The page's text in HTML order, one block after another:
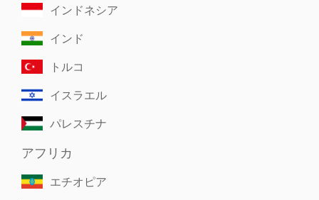
インドネシア
インド
トルコ
イスラエル
パレスチナ
アフリカ
エチオピア